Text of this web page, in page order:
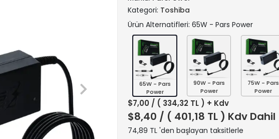
Kategori: Toshiba
Ürün Alternatifleri: 65W - Pars Power
65W - Pars
Power
90W - Pars
Power
75W - Pars
Power
$7,00 / ( 334,32 TL ) + Kdv
$8,40 / ( 401,18 TL ) Kdv Dahil
74,89 TL 'den başlayan taksitlerle